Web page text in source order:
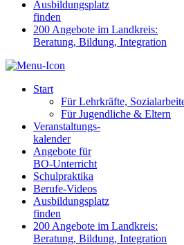
Ausbildungsplatz
finden
200 Angebote im Landkreis:
Beratung, Bildung, Integration
Start
Für Lehrkräfte,
Für Jugendliche & Eltern
Veranstaltungs-
kalender
Angebote für
BO-Unterricht
Schulpraktika
Berufe-Videos
Ausbildungsplatz
finden
200 Angebote im Landkreis:
Beratung, Bildung, Integration